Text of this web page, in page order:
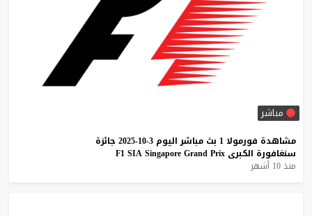
مباشر
مشاهدة فورمولا 1 بث مباشر اليوم 3-10-2025
جائزة
سنغافورة الكبرى F1 SIA Singapore Grand Prix
منذ 10 أشهر